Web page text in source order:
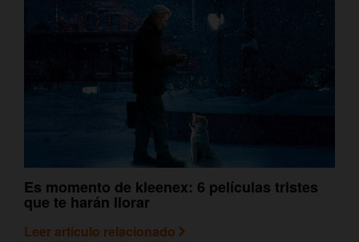
Es momento de kleenex: 6 películas tristes
que te harán llorar
Leer artículo relacionado